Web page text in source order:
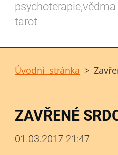
psychoterapie,vědma
tarot
Úvodní stránka >
ZAVŘENÉ
01.03.2017 21:47